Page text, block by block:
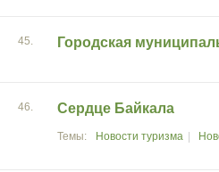
45. Городская
46. Сердце Байкала
Новости туризма